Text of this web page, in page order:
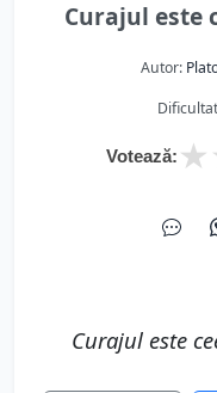
Curajul este
Autor:
Votează: ★
Curajul este